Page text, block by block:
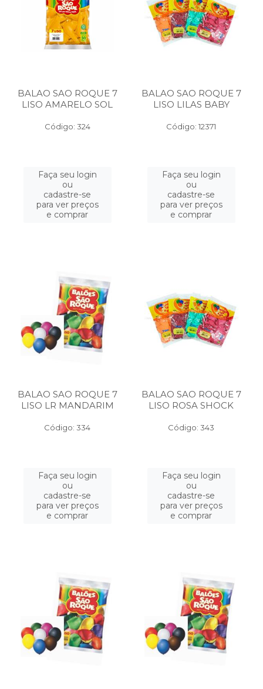
BALAO SAO ROQUE 7
LISO AMARELO SOL
Código: 324
Faça seu login
ou
cadastre-se
para ver preços
e comprar
BALAO SAO ROQUE 7
LISO LILAS BABY
Código: 12371
Faça seu login
ou
cadastre-se
para ver preços
e comprar
BALAO SAO ROQUE 7
LISO LR MANDARIM
Código: 334
Faça seu login
ou
cadastre-se
para ver preços
e comprar
BALAO SAO ROQUE 7
LISO ROSA SHOCK
Código: 343
Faça seu login
ou
cadastre-se
para ver preços
e comprar